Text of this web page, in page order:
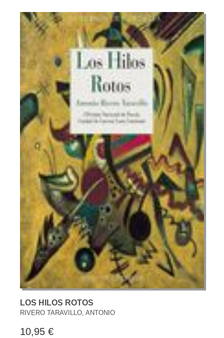
LOS HILOS ROTOS
RIVERO TARAVILLO, ANTONIO
10,95 €